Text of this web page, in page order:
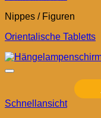
Nippes / Figuren
Orientalische Tabletts
Schnellansicht